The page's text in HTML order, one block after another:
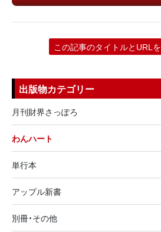
この記事のタイトルとURL
出版物カテゴリー
月刊財界さっぽろ
わんハート
単行本
アップル新書
別冊・その他